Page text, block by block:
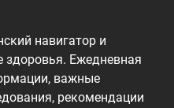
навигатор и
Ежедневная
важные
рекомендации